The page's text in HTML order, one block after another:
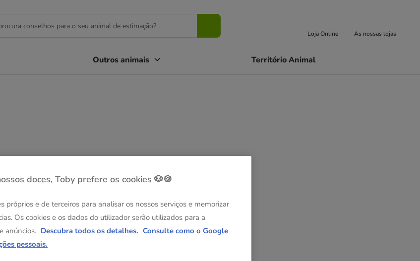
Loja Online As nossas lojas
Outros animais Território Animal
doces, Toby prefere os cookies 🐶🍪
próprios e de terceiros para analisar os nossos serviços e memorizar
Os cookies e os dados do utilizador serão utilizados para a
anúncios. Descubra todos os detalhes. Consulte como o Google
pessoais.